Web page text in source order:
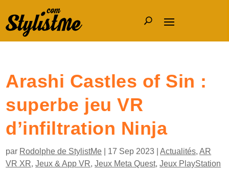
Arashi Castles of Sin :
superbe jeu VR
d’infiltration Ninja
par Rodolphe de StylistMe 17 Sep 2023 |Actualités,AR
VR XR,Jeux & App VR,Jeux Meta Quest,Jeux PlayStation